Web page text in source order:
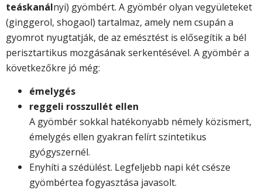
teáskanálnyi) gyömbért. A gyömbér olyan vegyületeket
(ginggerol, shogaol) tartalmaz, amely nem csupán a
gyomrot nyugtatják, de az emésztést is elősegítik a bél
perisztartikus mozgásának serkentésével. A gyömbér a
következőkre jó még:
émelygés
reggeli rosszullét ellen
A gyömbér sokkal hatékonyabb némely közismert,
émelygés ellen gyakran felírt szintetikus
gyógyszernél.
Enyhíti a szédülést. Legfeljebb napi két csésze
gyömbértea fogyasztása javasolt.